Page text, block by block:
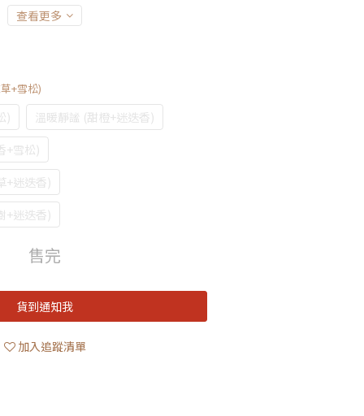
查看更多
+雪松)
)
溫暖靜謐 (甜橙+迷迭香)
+雪松)
+迷迭香)
+迷迭香)
售完
貨到通知我
加入追蹤清單